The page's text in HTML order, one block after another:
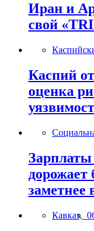
Иран и
свой
Каспий
оценка
Зарплаты
дорожает
заметнее
Кавказ,